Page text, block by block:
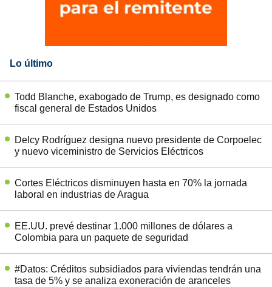
Lo último
Todd Blanche, exabogado de Trump, es designado como
fiscal general de Estados Unidos
Delcy Rodríguez designa nuevo presidente de Corpoelec
y nuevo viceministro de Servicios Eléctricos
Cortes Eléctricos disminuyen hasta en 70% la jornada
laboral en industrias de Aragua
EE.UU. prevé destinar 1.000 millones de dólares a
Colombia para un paquete de seguridad
#Datos: Créditos subsidiados para viviendas tendrán una
tasa de 5% y se analiza exoneración de aranceles